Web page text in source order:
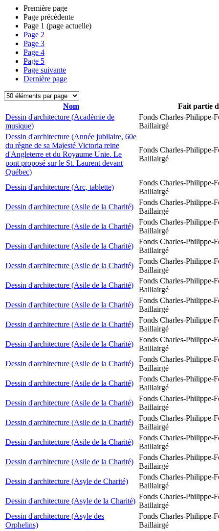
Première page
Page précédente
Page 1 (page actuelle)
Page 2
Page 3
Page 4
Page 5
Page suivante
Dernière page
Nom
Fait partie
Dessin d'architecture (Académie de
musique)
Fonds Charles-Philippe-
Baillairgé
Dessin d'architecture (Année jubilaire, 60e
du règne de sa Majesté Victoria reine
d'Angleterre et du Royaume Unie. Le
pont proposé sur le St. Laurent devant
Québec)
Fonds Charles-Philippe-
Baillairgé
Dessin d'architecture (Arc, tablette)
Fonds Charles-Philippe-
Baillairgé
Dessin d'architecture (Asile de la Charité)
Fonds Charles-Philippe-
Baillairgé
Dessin d'architecture (Asile de la Charité)
Fonds Charles-Philippe-
Baillairgé
Dessin d'architecture (Asile de la Charité)
Fonds Charles-Philippe-
Baillairgé
Dessin d'architecture (Asile de la Charité)
Fonds Charles-Philippe-
Baillairgé
Dessin d'architecture (Asile de la Charité)
Fonds Charles-Philippe-
Baillairgé
Dessin d'architecture (Asile de la Charité)
Fonds Charles-Philippe-
Baillairgé
Dessin d'architecture (Asile de la Charité)
Fonds Charles-Philippe-
Baillairgé
Dessin d'architecture (Asile de la Charité)
Fonds Charles-Philippe-
Baillairgé
Dessin d'architecture (Asile de la Charité)
Fonds Charles-Philippe-
Baillairgé
Dessin d'architecture (Asile de la Charité)
Fonds Charles-Philippe-
Baillairgé
Dessin d'architecture (Asile de la Charité)
Fonds Charles-Philippe-
Baillairgé
Dessin d'architecture (Asile de la Charité)
Fonds Charles-Philippe-
Baillairgé
Dessin d'architecture (Asile de la Charité)
Fonds Charles-Philippe-
Baillairgé
Dessin d'architecture (Asile de la Charité)
Fonds Charles-Philippe-
Baillairgé
Dessin d'architecture (Asyle de Charité)
Fonds Charles-Philippe-
Baillairgé
Dessin d'architecture (Asyle de la Charité)
Fonds Charles-Philippe-
Baillairgé
Dessin d'architecture (Asyle des
Orphelins)
Fonds Charles-Philippe-
Baillairgé